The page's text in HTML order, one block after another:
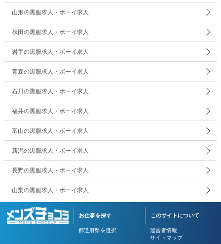
山形の黒服求人・ボーイ求人
秋田の黒服求人・ボーイ求人
岩手の黒服求人・ボーイ求人
青森の黒服求人・ボーイ求人
石川の黒服求人・ボーイ求人
福井の黒服求人・ボーイ求人
富山の黒服求人・ボーイ求人
新潟の黒服求人・ボーイ求人
長野の黒服求人・ボーイ求人
山梨の黒服求人・ボーイ求人
お仕事を探す
都道府県を選択
このサイトについて
運営者情報
サイトマップ